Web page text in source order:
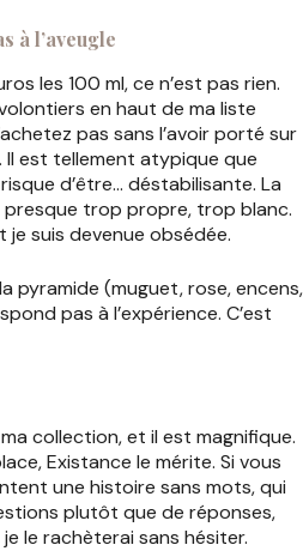
à l’aveugle
les 100 ml, ce n’est pas rien.
en haut de ma liste
pas sans l’avoir porté sur
Il est tellement atypique que
d’être… déstabilisante. La
presque trop propre, trop blanc.
je suis devenue obsédée.
pyramide (muguet, rose, encens,
pas à l’expérience. C’est
collection, et il est magnifique.
Existance le mérite. Si vous
une histoire sans mots, qui
plutôt que de réponses,
le rachèterai sans hésiter.